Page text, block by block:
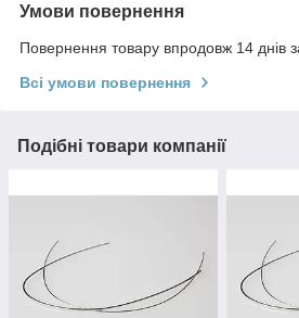
Умови повернення
Повернення товару впродовж 14 днів
Всі умови повернення
Подібні товари компанії